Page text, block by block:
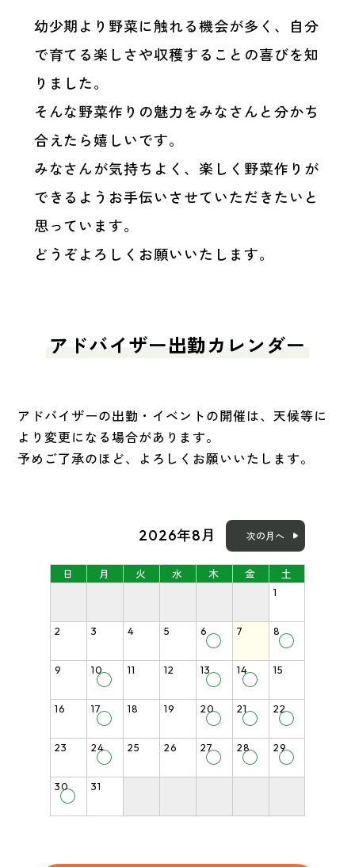
幼少期より野菜に触れる機会が多く、自分
で育てる楽しさや収穫することの喜びを知
りました。
そんな野菜作りの魅力をみなさんと分かち
合えたら嬉しいです。
みなさんが気持ちよく、楽しく野菜作りが
できるようお手伝いさせていただきたいと
思っています。
どうぞよろしくお願いいたします。
アドバイザー出勤カレンダー
アドバイザーの出勤・イベントの開催は、天候等に
より変更になる場合があります。
予めご了承のほど、よろしくお願いいたします。
2026年8月 次の月へ
日 月 火 水 木 金 土
1
2 3 4 5 6
◯
7 8
◯
9 10
◯
11 12 13
◯
14
◯
15
16 17
◯
18 19 20
◯
21
◯
22
◯
23 24
◯
25 26 27
◯
28
◯
29
◯
30
◯
31